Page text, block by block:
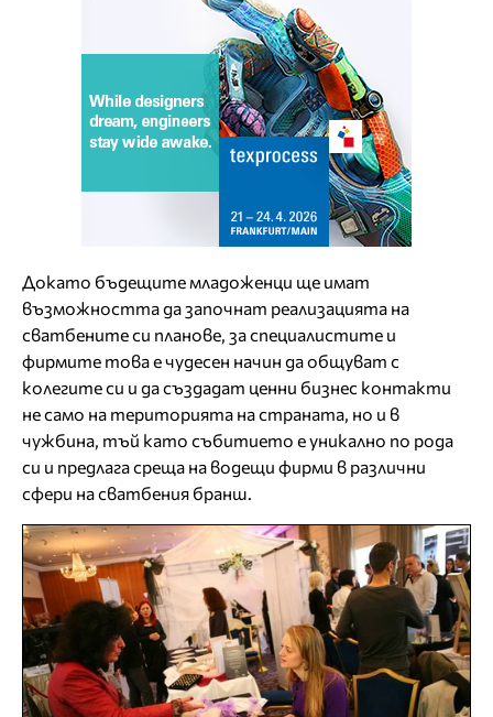
Докато бъдещите младоженци ще имат
възможността да започнат реализацията на
сватбените си планове, за специалистите и
фирмите това е чудесен начин да общуват с
колегите си и да създадат ценни бизнес контакти
не само на територията на страната, но и в
чужбина, тъй като събитието е уникално по рода
си и предлага среща на водещи фирми в различни
сфери на сватбения бранш.